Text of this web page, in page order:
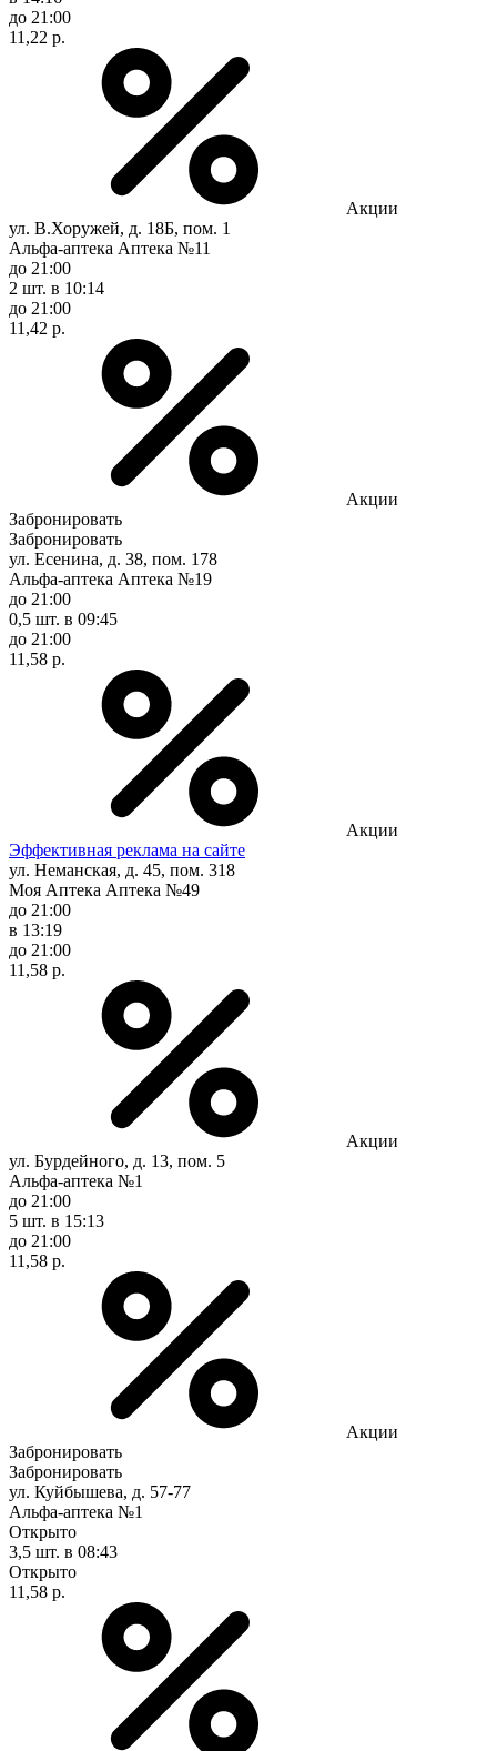
до 21:00
11,22 р.
Акции
ул. В.Хоружей, д. 18Б, пом. 1
Альфа-аптека Аптека №11
до 21:00
2 шт. в 10:14
до 21:00
11,42 р.
Акции
Забронировать
Забронировать
ул. Есенина, д. 38, пом. 178
Альфа-аптека Аптека №19
до 21:00
0,5 шт. в 09:45
до 21:00
11,58 р.
Акции
Эффективная реклама на сайте
ул. Неманская, д. 45, пом. 318
Моя Аптека Аптека №49
до 21:00
в 13:19
до 21:00
11,58 р.
Акции
ул. Бурдейного, д. 13, пом. 5
Альфа-аптека №1
до 21:00
5 шт. в 15:13
до 21:00
11,58 р.
Акции
Забронировать
Забронировать
ул. Куйбышева, д. 57-77
Альфа-аптека №1
Открыто
3,5 шт. в 08:43
Открыто
11,58 р.